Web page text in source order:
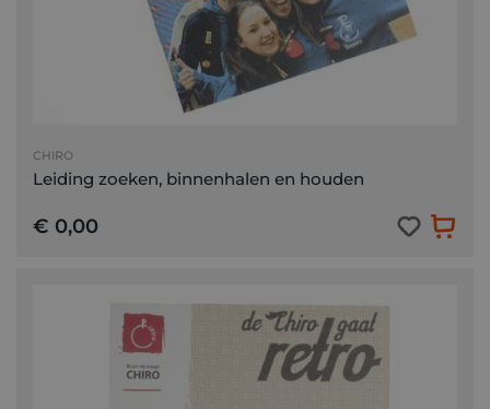
CHIRO
Leiding zoeken, binnenhalen en houden
€ 0,00